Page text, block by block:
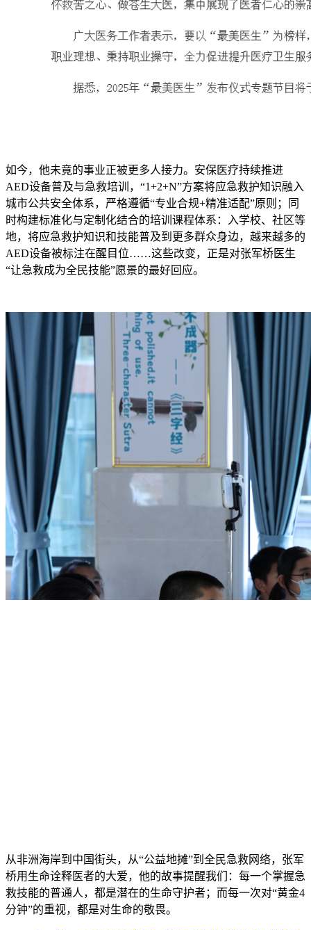
如今，他未竟的事业正被更多人接力。安保医疗持续推进
AED设备普及与急救培训，“1+2+N”方案将应急救护知识融入
城市公共安全体系，严格遵循“专业合规+精准适配”原则；同
时构建标准化与定制化结合的培训课程体系：入学校、社区等
地，将应急救护知识和技能普及到更多群众身边，越来越多的
AED设备被标注在醒目位……这些改变，正是对张军桥医生
“让急救成为全民技能”愿景的最好回应。
从非洲海岸到中国街头，从“公益地摊”到全民急救网络，张军
桥用生命诠释医者的大爱，他的故事提醒我们：每一个掌握急
救技能的普通人，都是潜在的生命守护者；而每一次对“黄金4
分钟”的重视，都是对生命的敬畏。